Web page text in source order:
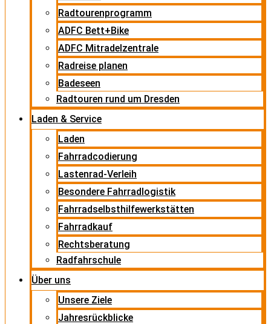
Radtourenprogramm
ADFC Bett+Bike
ADFC Mitradelzentrale
Radreise planen
Badeseen
Radtouren rund um Dresden
Laden & Service
Laden
Fahrradcodierung
Lastenrad-Verleih
Besondere Fahrradlogistik
Fahrradselbsthilfewerkstätten
Fahrradkauf
Rechtsberatung
Radfahrschule
Über uns
Unsere Ziele
Jahresrückblicke